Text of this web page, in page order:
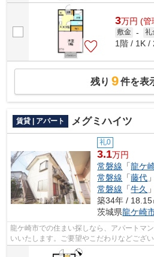
3万円 (管
敷金 - 礼
1階 / 1K /
残り 9件を表
賃貸 | アパート メグミハイツ
礼0
3.1万円
常磐線 「龍ケ
常磐線 「藤代
常磐線 「牛久
築34年 / 18.15
茨城県龍ケ崎
龍ケ崎市での住まい探しなら、アパートマ
いいたします。ご要望やこだわりなどござ
to.co.jpにてお申し付け下さい。お部屋探...